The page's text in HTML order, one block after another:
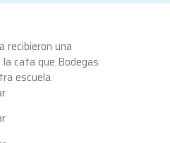
recibieron una
cata que Bodegas
escuela.